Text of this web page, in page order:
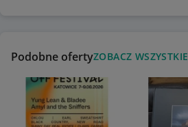
Podobne ofertyZOBACZ WSZYSTKIE